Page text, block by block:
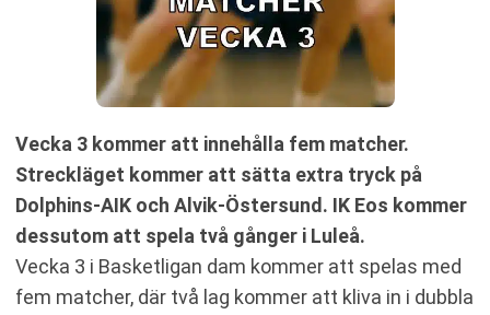
Vecka 3 kommer att innehålla fem matcher.
Streckläget kommer att sätta extra tryck på
Dolphins-AIK och Alvik-Östersund. IK Eos kommer
dessutom att spela två gånger i Luleå.
Vecka 3 i Basketligan dam kommer att spelas med
fem matcher, där två lag kommer att kliva in i dubbla